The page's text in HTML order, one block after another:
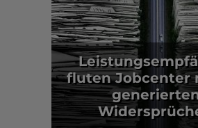
fluten Jobcenter